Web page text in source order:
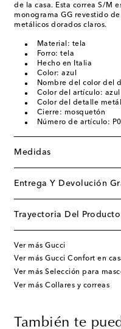
de la casa. Esta correa S/M
monograma GG revestido
metálicos dorados claros.
Material: tela
Forro: tela
Hecho en Italia
Color: azul
Nombre del color del
Color del artículo: azul
Color del detalle
Cierre: mosquetón
Número de artículo:
Medidas
Entrega Y Devolución
Trayectoria Del Producto
Ver más Gucci
Ver más Gucci Confort en
Ver más Selección para
Ver más Collares y correas
También te